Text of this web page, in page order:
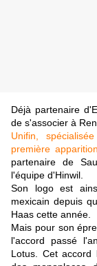
Déjà partenaire
de s'associer à
Unifin,
première
partenaire de
l'équipe d'Hinwil.
Son logo est
mexicain depuis
Haas cette année.
Mais pour son
l'accord passé
Lotus. Cet